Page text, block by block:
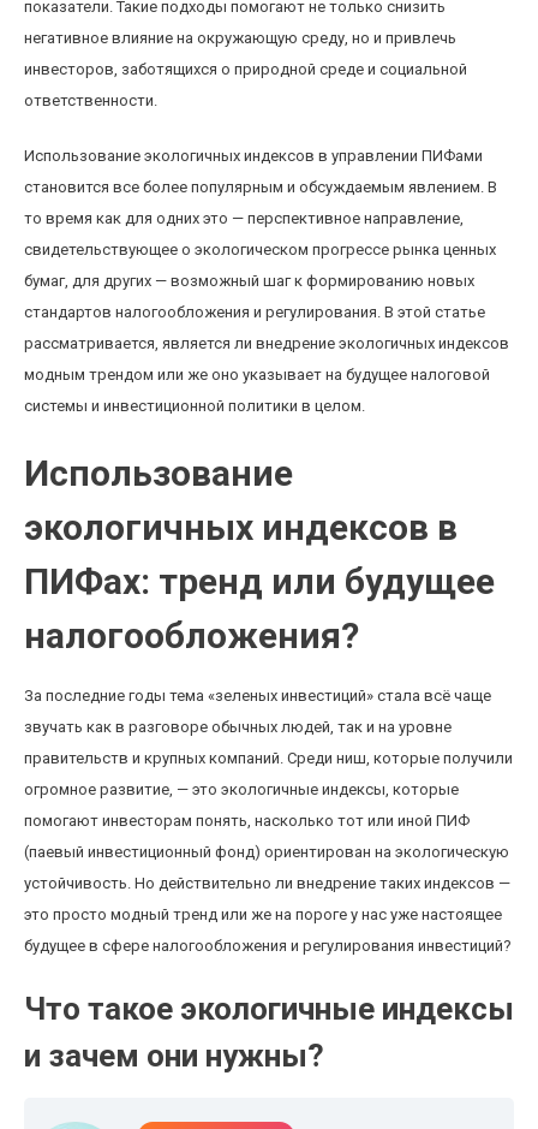
показатели. Такие подходы помогают не только снизить
негативное влияние на окружающую среду, но и привлечь
инвесторов, заботящихся о природной среде и социальной
ответственности.
Использование экологичных индексов в управлении ПИФами
становится все более популярным и обсуждаемым явлением. В
то время как для одних это — перспективное направление,
свидетельствующее о экологическом прогрессе рынка ценных
бумаг, для других — возможный шаг к формированию новых
стандартов налогообложения и регулирования. В этой статье
рассматривается, является ли внедрение экологичных индексов
модным трендом или же оно указывает на будущее налоговой
системы и инвестиционной политики в целом.
Использование
экологичных индексов в
ПИФах: тренд или будущее
налогообложения?
За последние годы тема «зеленых инвестиций» стала всё чаще
звучать как в разговоре обычных людей, так и на уровне
правительств и крупных компаний. Среди ниш, которые получили
огромное развитие, — это экологичные индексы, которые
помогают инвесторам понять, насколько тот или иной ПИФ
(паевый инвестиционный фонд) ориентирован на экологическую
устойчивость. Но действительно ли внедрение таких индексов —
это просто модный тренд или же на пороге у нас уже настоящее
будущее в сфере налогообложения и регулирования инвестиций?
Что такое экологичные индексы
и зачем они нужны?